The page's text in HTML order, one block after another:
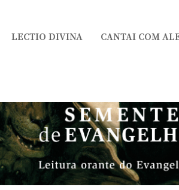
LECTIO DIVINA CANTAI COM